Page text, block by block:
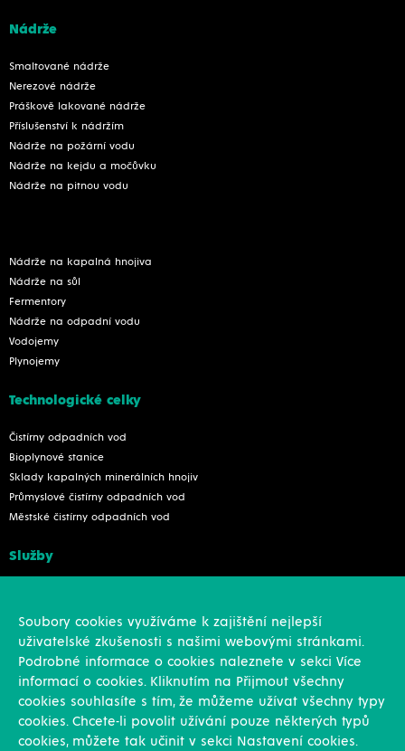
Nádrže
Smaltované nádrže
Nerezové nádrže
Práškově lakované nádrže
Příslušenství k nádržím
Nádrže na požární vodu
Nádrže na kejdu a močůvku
Nádrže na pitnou vodu
Nádrže na kapalná hnojiva
Nádrže na sůl
Fermentory
Nádrže na odpadní vodu
Vodojemy
Plynojemy
Technologické celky
Čistírny odpadních vod
Bioplynové stanice
Sklady kapalných minerálních hnojiv
Průmyslové čistírny odpadních vod
Městské čistírny odpadních vod
Služby
Soubory cookies využíváme k zajištění nejlepší
uživatelské zkušenosti s našimi webovými stránkami.
Podrobné informace o cookies naleznete v sekci Více
informací o cookies. Kliknutím na Přijmout všechny
cookies souhlasíte s tím, že můžeme užívat všechny typy
cookies. Chcete-li povolit užívání pouze některých typů
cookies, můžete tak učinit v sekci Nastavení cookies.